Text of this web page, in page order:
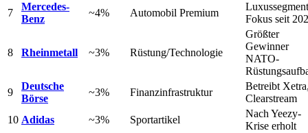
7
Mercedes-
Benz
~4% Automobil Premium
Fokus seit
8 Rheinmetall ~3% Rüstung/Technologie
Größter
Gewinner
NATO-
9
Deutsche
Börse
~3% Finanzinfrastruktur
Betreibt
Clearstream
10 Adidas ~3% Sportartikel
Nach Yeezy-
Krise erholt